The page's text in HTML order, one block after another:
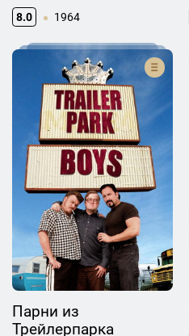
8.0 1964
Парни из
Трейлерпарка